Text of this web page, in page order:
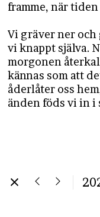
framme, när
Vi gräver ner
vi knappt själva.
morgonen
kännas som att
åderlåter oss
änden föds vi in i